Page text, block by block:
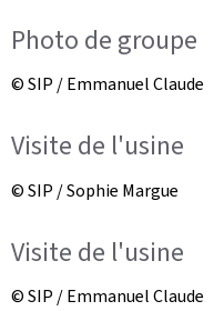
Photo de groupe
© SIP / Emmanuel Claude
Visite de l'usine
© SIP / Sophie Margue
Visite de l'usine
© SIP / Emmanuel Claude